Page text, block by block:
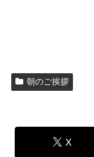
朝のご挨拶
X